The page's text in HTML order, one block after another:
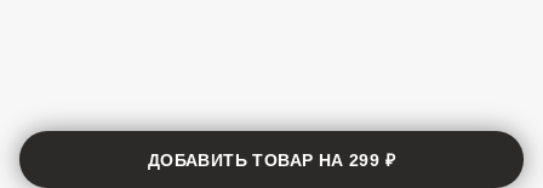
ДОБАВИТЬ ТОВАР НА299 ₽